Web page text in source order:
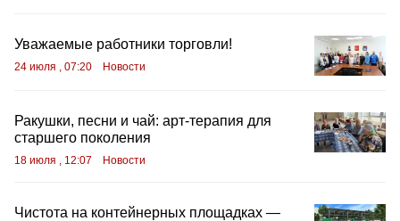
Уважаемые работники торговли!
24 июля , 07:20 Новости
Ракушки, песни и чай: арт-терапия для
старшего поколения
18 июля , 12:07 Новости
Чистота на контейнерных площадках —